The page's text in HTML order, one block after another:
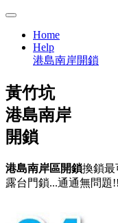
Home
Help
港島南岸開鎖
黃竹坑
港島南岸
開鎖
港島南岸區開鎖換鎖最
露台門鎖...通通無問題!!